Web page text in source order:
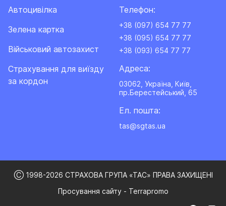
Автоцивілка
Зелена картка
Військовий автозахист
Cтрахування для виїзду
за кордон
Телефон:
+38 (097) 654 77 77
+38 (095) 654 77 77
+38 (093) 654 77 77
Адреса:
03062, Україна, Київ,
пр.Берестейський, 65
Ел. пошта:
tas@sgtas.ua
Ⓒ 1998-2026 СТРАХОВА ГРУПА «ТАС» ПРАВА ЗАХИЩЕНІ
Просування сайту - Terrapromo